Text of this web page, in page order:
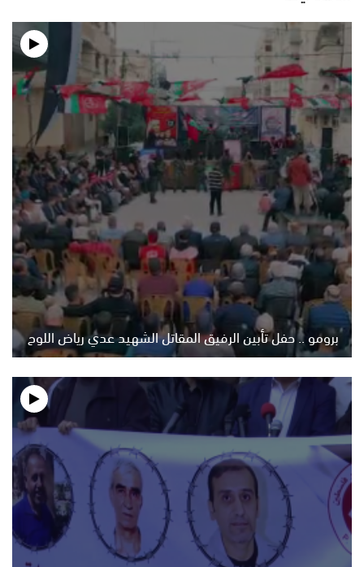
برومو .. حفل تأبين الرفيق المقاتل الشهيد عدي رياض اللوح